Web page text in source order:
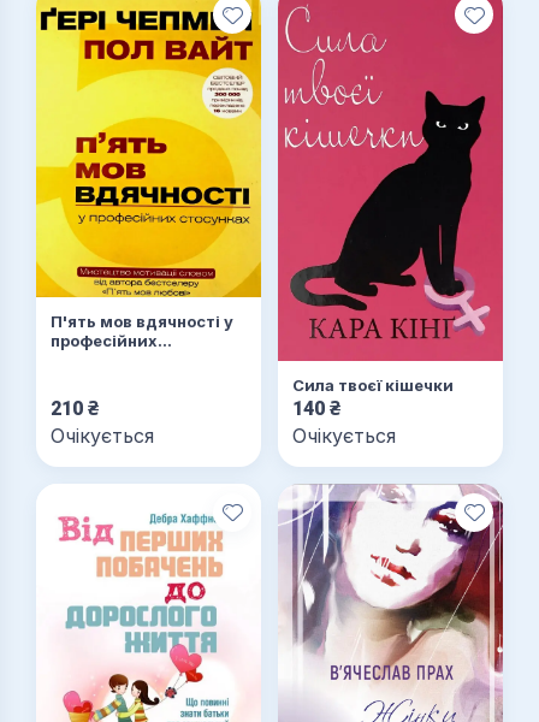
П'ять мов вдячності у
професійних
210 ₴
Очікується
Сила твоєї кішечки
140 ₴
Очікується